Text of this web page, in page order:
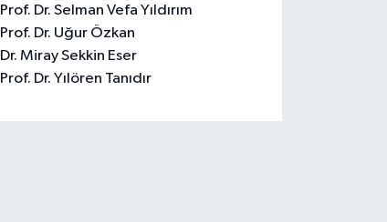
Prof. Dr. Selman Vefa Yıldırım
Prof. Dr. Uğur Özkan
Dr. Miray Sekkin Eser
Prof. Dr. Yılören Tanıdır